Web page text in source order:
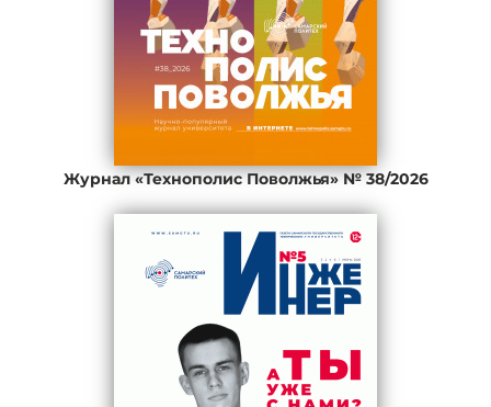
Журнал «Технополис Поволжья» № 38/2026